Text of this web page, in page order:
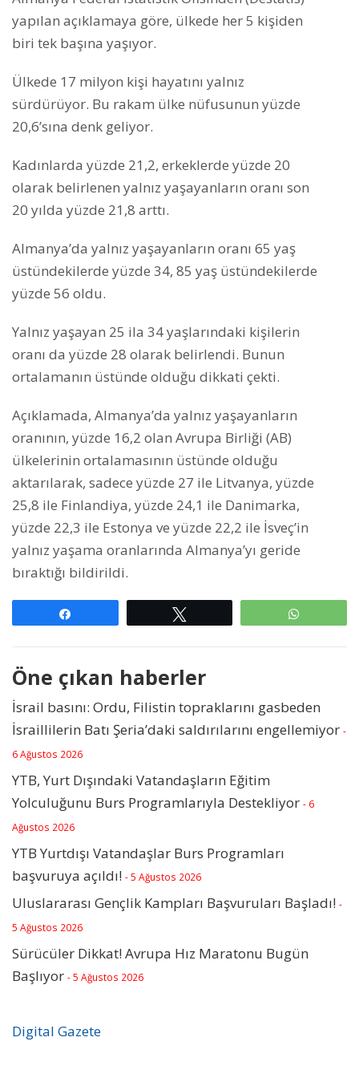
yapılan açıklamaya göre, ülkede her 5 kişiden
biri tek başına yaşıyor.
Ülkede 17 milyon kişi hayatını yalnız
sürdürüyor. Bu rakam ülke nüfusunun yüzde
20,6’sına denk geliyor.
Kadınlarda yüzde 21,2, erkeklerde yüzde 20
olarak belirlenen yalnız yaşayanların oranı son
20 yılda yüzde 21,8 arttı.
Almanya’da yalnız yaşayanların oranı 65 yaş
üstündekilerde yüzde 34, 85 yaş üstündekilerde
yüzde 56 oldu.
Yalnız yaşayan 25 ila 34 yaşlarındaki kişilerin
oranı da yüzde 28 olarak belirlendi. Bunun
ortalamanın üstünde olduğu dikkati çekti.
Açıklamada, Almanya’da yalnız yaşayanların
oranının, yüzde 16,2 olan Avrupa Birliği (AB)
ülkelerinin ortalamasının üstünde olduğu
aktarılarak, sadece yüzde 27 ile Litvanya, yüzde
25,8 ile Finlandiya, yüzde 24,1 ile Danimarka,
yüzde 22,3 ile Estonya ve yüzde 22,2 ile İsveç’in
yalnız yaşama oranlarında Almanya’yı geride
bıraktığı bildirildi.
Öne çıkan haberler
İsrail basını: Ordu, Filistin topraklarını gasbeden
İsraillilerin Batı Şeria’daki saldırılarını engellemiyor -
6 Ağustos 2026
YTB, Yurt Dışındaki Vatandaşların Eğitim
Yolculuğunu Burs Programlarıyla Destekliyor - 6
Ağustos 2026
YTB Yurtdışı Vatandaşlar Burs Programları
başvuruya açıldı! - 5 Ağustos 2026
Uluslararası Gençlik Kampları Başvuruları Başladı! -
5 Ağustos 2026
Sürücüler Dikkat! Avrupa Hız Maratonu Bugün
Başlıyor - 5 Ağustos 2026
Digital Gazete